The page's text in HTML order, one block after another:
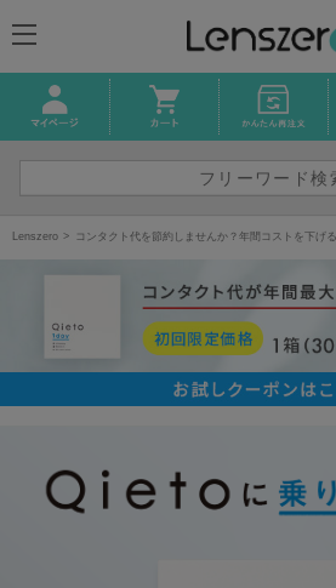
Lenszero コンタクト代を節約しませんか？年間コストを下げ